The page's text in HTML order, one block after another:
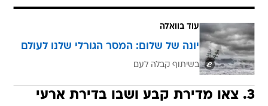
עוד בוואלה
יונה של שלום: המסר הגורלי שלנו לעולם
בשיתוף קבלה לעם
3. צאו מדירת קבע ושבו בדירת ארעי